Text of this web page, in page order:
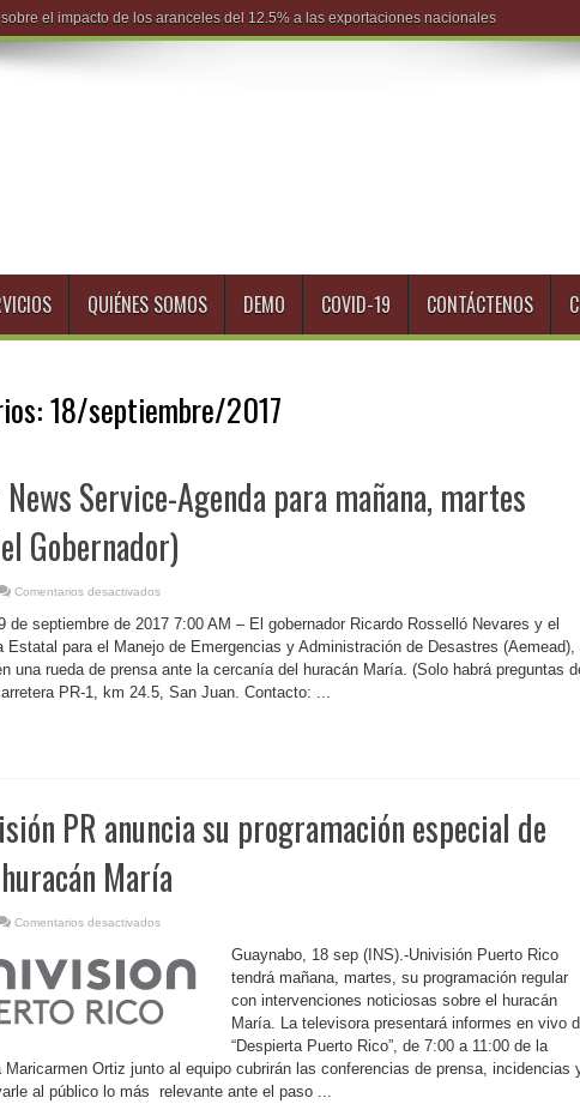
QUIÉNES SOMOS DEMO COVID-19 CONTÁCTENOS
18/septiembre/2017
Service-Agenda para mañana, martes
Gobernador)
Comentarios desactivados
Rico-
Inter
News
Service-
Agenda
mañana,
de septiembre de 2017 7:00 AM – El gobernador Ricardo Rosselló Nevares y el
Estatal para el Manejo de Emergencias y Administración de Desastres (Aemead),
una rueda de prensa ante la cercanía del huracán María. (Solo habrá preguntas
PR-1, km 24.5, San Juan. Contacto: ...
PR anuncia su programación especial de
María
Comentarios desactivados
Univisión
PR
anuncia
su
programación
por
huracán
María
Guaynabo, 18 sep (INS).-Univisión Puerto Rico
tendrá mañana, martes, su programación regular
con intervenciones noticiosas sobre el huracán
María. La televisora presentará informes en vivo
“Despierta Puerto Rico”, de 7:00 a 11:00 de la
Maricarmen Ortiz junto al equipo cubrirán las conferencias de prensa, incidencias
al público lo más relevante ante el paso ...